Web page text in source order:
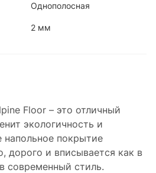
Однополосная
2 мм
Floor – это отличный
экологичность и
напольное покрытие
дорого и вписывается как в
современный стиль.